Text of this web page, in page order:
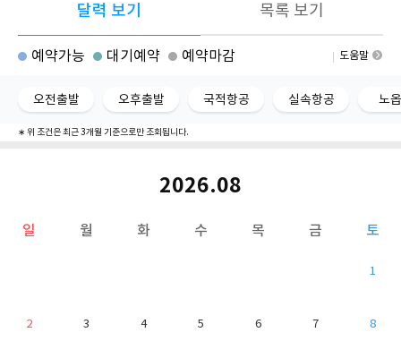
달력 보기 목록 보기
예약가능 대기예약 예약마감 도움말
오전출발 오후출발 국적항공 실속항공 노
∗ 위 조건은 최근 3개월 기준으로만 조회됩니다.
2026.08
일 월 화 수 목 금 토
1
2 3 4 5 6 7 8